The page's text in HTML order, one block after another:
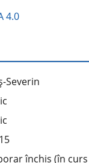
4.0
Severin
închis (în